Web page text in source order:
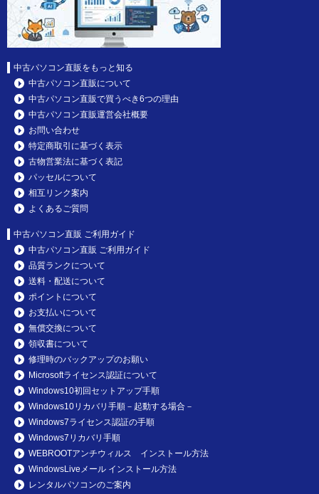
中古パソコン直販をもっと知る
中古パソコン直販について
中古パソコン直販で買うべき6つの理由
中古パソコン直販運営会社概要
お問い合わせ
特定商取引に基づく表示
古物営業法に基づく表記
パッセルについて
相互リンク案内
よくあるご質問
中古パソコン直販 ご利用ガイド
中古パソコン直販 ご利用ガイド
品質ランクについて
送料・配送について
ポイントについて
お支払いについて
無償交換について
領収書について
修理時のバックアップのお願い
Microsoftライセンス認証について
Windows10初回セットアップ手順
Windows10リカバリ手順－起動する場合－
Windows7ライセンス認証の手順
Windows7リカバリ手順
WEBROOTアンチウィルス インストール方法
WindowsLiveメール インストール方法
レンタルパソコンのご案内